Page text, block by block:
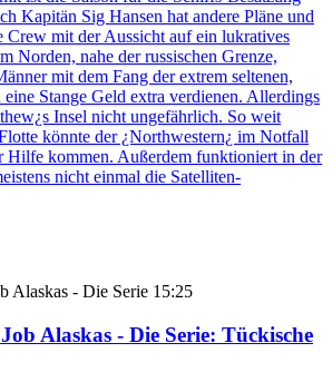
Kapitän Sig Hansen hat andere Pläne und
Crew mit der Aussicht auf ein lukratives
Norden, nahe der russischen Grenze,
mit dem Fang der extrem seltenen,
Stange Geld extra verdienen. Allerdings
Insel nicht ungefährlich. So weit
könnte der ¿Northwestern¿ im Notfall
Hilfe kommen. Außerdem funktioniert in der
nicht einmal die Satelliten-
15:25
Alaskas - Die Serie: Tückische